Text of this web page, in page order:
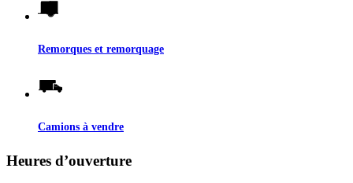
Remorques et remorquage
Camions à vendre
Heures d’ouverture